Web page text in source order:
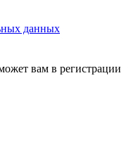
данных
вам в регистрации